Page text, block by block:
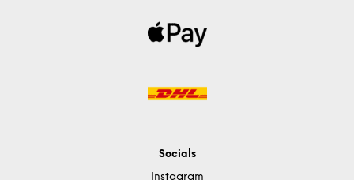
Socials
Instagram